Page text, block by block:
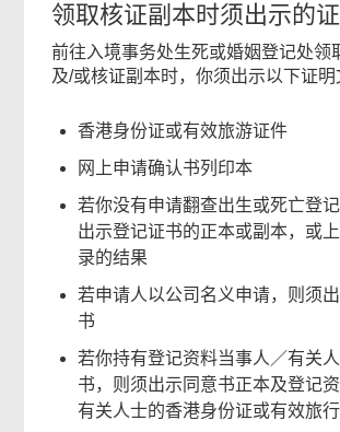
领取核证副本时须出示的
前往入境事务处生死或婚姻登记处领
及/或核证副本时，你须出示以下证明
香港身份证或有效旅游证件
网上申请确认书列印本
若你没有申请翻查出生或死亡登
出示登记证书的正本或副本，或
录的结果
若申请人以公司名义申请，则须
书
若你持有登记资料当事人／有关
书，则须出示同意书正本及登记
有关人士的香港身份证或有效旅